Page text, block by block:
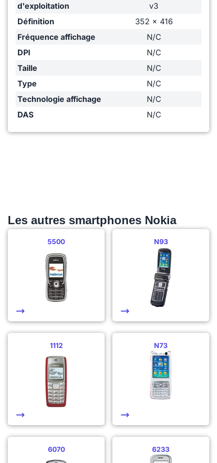
d'exploitation
v3
Définition
352 x 416
Fréquence affichage
N/C
DPI
N/C
Taille
N/C
Type
N/C
Technologie affichage
N/C
DAS
N/C
Les autres smartphones Nokia
5500 N93
1112 N73
6070 6233